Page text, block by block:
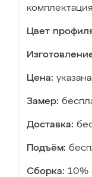
комплектация
Цвет
Цена:
Замер:
Доставка:
Подъём:
Сборка: 10%